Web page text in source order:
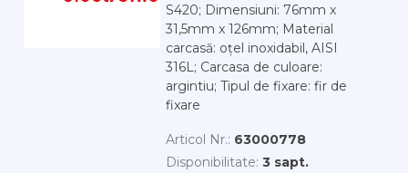
S420; Dimensiuni: 76mm x
31,5mm x 126mm; Material
carcasă: oțel inoxidabil, AISI
316L; Carcasa de culoare:
argintiu; Tipul de fixare: fir de
fixare
Articol Nr.: 63000778
Disponibilitate: 3 sapt.